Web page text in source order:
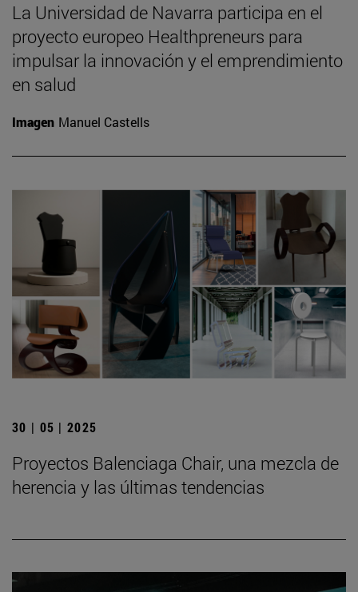
La Universidad de Navarra participa en el
proyecto europeo Healthpreneurs para
impulsar la innovación y el emprendimiento
en salud
Imagen Manuel Castells
30 | 05 | 2025
Proyectos Balenciaga Chair, una mezcla de
herencia y las últimas tendencias